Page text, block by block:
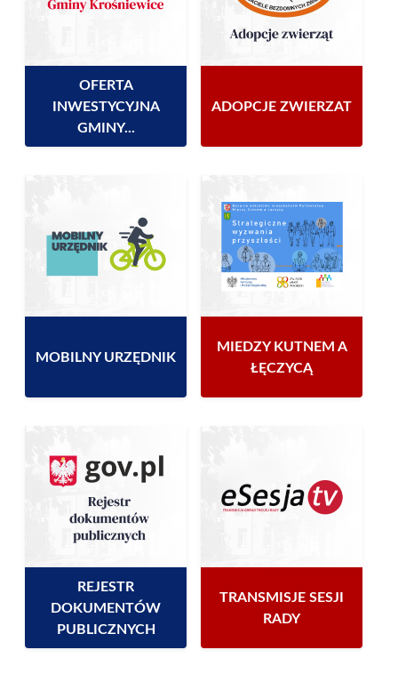
OFERTA
INWESTYCYJNA
GMINY...
ADOPCJE ZWIERZAT
MOBILNY URZĘDNIK
MIEDZY KUTNEM A
ŁĘCZYCĄ
REJESTR
DOKUMENTÓW
PUBLICZNYCH
TRANSMISJE SESJI
RADY